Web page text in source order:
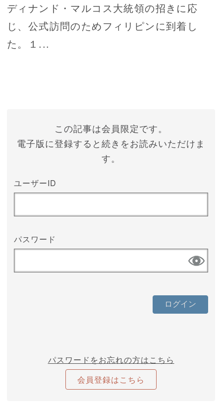
ディナンド・マルコス大統領の招きに応
じ、公式訪問のためフィリピンに到着し
た。１...
この記事は会員限定です。
電子版に登録すると続きをお読みいただけま
す。
ユーザーID
パスワード
パスワードをお忘れの方はこちら
会員登録はこちら